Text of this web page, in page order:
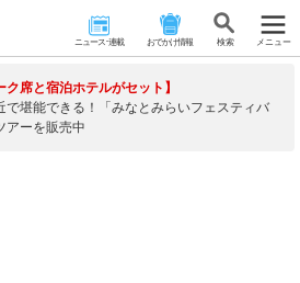
ニュース･連載 おでかけ情報 検 索 メニュー
ク席と宿泊ホテルがセット】
で堪能できる！「みなとみらいフェスティバ
アーを販売中